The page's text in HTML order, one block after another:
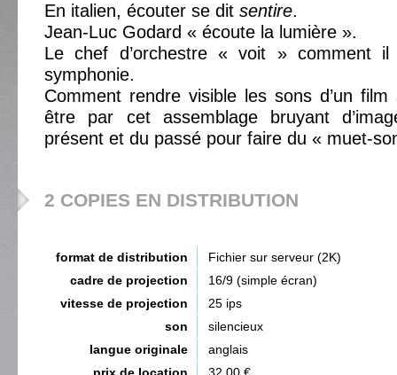
En italien, écouter se dit sentire.
Jean-Luc Godard « écoute la lumière ».
Le chef d’orchestre « voit » comment
symphonie.
Comment rendre visible les sons d’un
être par cet assemblage bruyant
présent et du passé pour faire du « muet-
2 COPIES EN DISTRIBUTION
format de distribution
Fichier sur serveur (2K)
cadre de projection
16/9 (simple écran)
vitesse de projection
25 ips
son
silencieux
langue originale
anglais